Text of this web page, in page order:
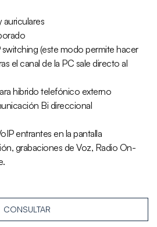
auriculares
(este modo permite hacer
el canal de la PC sale directo al
hibrido telefónico externo
Bi direccional
entrantes en la pantalla
grabaciones de Voz, Radio On-
CONSULTAR